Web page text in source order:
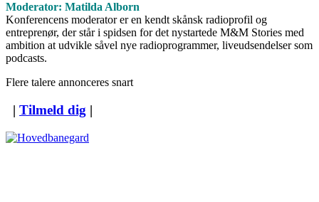
Moderator: Matilda Alborn
Konferencens moderator er en kendt skånsk radioprofil og
entreprenør, der står i spidsen for det nystartede M&M Stories med
ambition at udvikle såvel nye radioprogrammer, liveudsendelser som
podcasts.
Flere talere annonceres snart
| Tilmeld dig |